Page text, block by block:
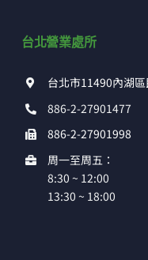
台北營業處所
台北市11490內湖
886-2-27901477
886-2-27901998
周一至周五：
8:30 ~ 12:00
13:30 ~ 18:00